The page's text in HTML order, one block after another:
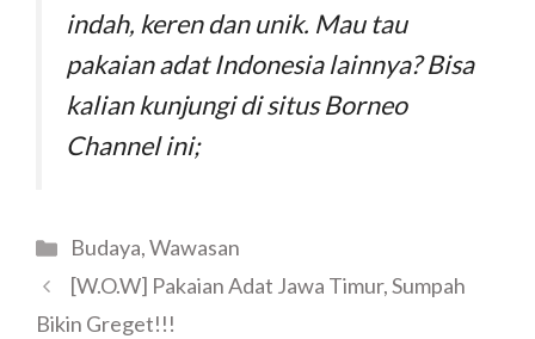
indah, keren dan unik. Mau tau
pakaian adat Indonesia lainnya? Bisa
kalian kunjungi di situs Borneo
Channel ini;
Budaya,Wawasan
[W.O.W] Pakaian Adat Jawa Timur, Sumpah
Bikin Greget!!!